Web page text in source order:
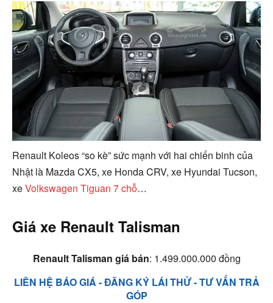
Renault Koleos “so kè” sức mạnh với hai chiến binh của
Nhật là Mazda CX5, xe Honda CRV, xe Hyundai Tucson,
xeVolkswagen Tiguan 7 chỗ…
Giá xe Renault Talisman
Renault Talisman giá bán: 1.499.000.000 đồng
LIÊN HỆ BÁO GIÁ - ĐĂNG KÝ LÁI THỬ - TƯ VẤN TRẢ
GÓP